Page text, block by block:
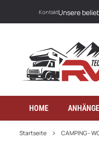
KontaktUnsere
HOME
Startseite CAMPING -